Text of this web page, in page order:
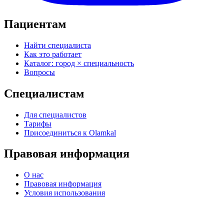
Пациентам
Найти специалиста
Как это работает
Каталог: город × специальность
Вопросы
Специалистам
Для специалистов
Тарифы
Присоединиться к Olamkal
Правовая информация
О нас
Правовая информация
Условия использования